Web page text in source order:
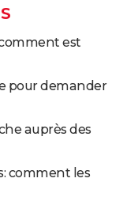
est
pour demander
auprès des
comment les